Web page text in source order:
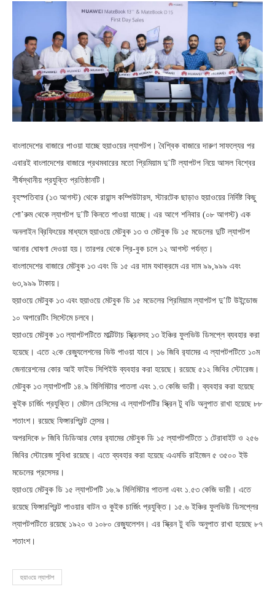
বাংলাদেশের বাজারে পাওয়া যাচ্ছে হুয়াওয়ের ল্যাপটপ। বৈশ্বিক বাজারে দারুণ সাফল্যের পর
এবারই বাংলাদেশের বাজারে প্রথমবারের মতো প্রিমিয়াম দু’টি ল্যাপটপ নিয়ে আসল বিশ্বের
শীর্ষস্থানীয় প্রযুক্তি প্রতিষ্ঠানটি।
বৃহস্পতিবার (১৩ আগস্ট) থেকে রায়ান্স কম্পিউটারস, স্টারটেক ছাড়াও হুয়াওয়ের নির্দিষ্ট কিছু
শো’রুম থেকে ল্যাপটপ দু’টি কিনতে পাওয়া যাচ্ছে। এর আগে শনিবার (০৮ আগস্ট) এক
অনলাইন ব্রিফিংয়ের মাধ্যমে হুয়াওয়ে মেটবুক ১৩ ও মেটবুক ডি ১৫ মডেলের দুটি ল্যাপটপ
আনার ঘোষণা দেওয়া হয়। তারপর থেকে প্রি-বুক চলে ১২ আগস্ট পর্যন্ত।
বাংলাদেশের বাজারে মেটবুক ১৩ এবং ডি ১৫ এর দাম যথাক্রমে এর দাম ৯৯,৯৯৯ এবং
৬৩,৯৯৯ টাকায়।
হুয়াওয়ে মেটবুক ১৩ এবং হুয়াওয়ে মেটবুক ডি ১৫ মডেলের প্রিমিয়াম ল্যাপটপ দু’টি উইন্ডোজ
১০ অপারেটিং সিস্টেমে চলবে।
হুয়াওয়ে মেটবুক ১৩ ল্যাপটপটিতে মাল্টিটাচ স্ক্রিনসহ ১৩ ইঞ্চির ফুলভিউ ডিসপ্লে ব্যবহার করা
হয়েছে। এতে ২কে রেজ্যুলেশনের ভিউ পাওয়া যাবে। ১৬ জিবি র‌্যামের এ ল্যাপটপটিতে ১০ম
জেনারেশনের কোর আই ফাইভ সিপিইউ ব্যবহার করা হয়েছে। রয়েছে ৫১২ জিবির স্টোরেজ।
মেটবুক ১৩ ল্যাপটপটি ১৪.৯ মিলিমিটার পাতলা এবং ১.৩ কেজি ভারী। ব্যবহার করা হয়েছে
কুইক চার্জিং প্রযুক্তি। মেটাল চেসিসের এ ল্যাপটপটির স্ক্রিন টু বডি অনুপাত রাখা হয়েছে ৮৮
শতাংশ। রয়েছে ফিঙ্গারপ্রিন্ট সেন্সর।
অপরদিকে ৮ জিবি ডিডিআর ফোর র‌্যামের মেটবুক ডি ১৫ ল্যাপটপটিতে ১ টেরাবাইট ও ২৫৬
জিবির স্টোরেজ সুবিধা রয়েছে। এতে ব্যবহার করা হয়েছে এএমডি রাইজেন ৫ ৩৫০০ ইউ
মডেলের প্রসেসর।
হুয়াওয়ে মেটবুক ডি ১৫ ল্যাপটপটি ১৬.৯ মিলিমিটার পাতলা এবং ১.৫৩ কেজি ভারী। এতে
রয়েছে ফিঙ্গারপ্রিন্ট পাওয়ার বাটন ও কুইক চার্জিং প্রযুক্তি। ১৫.৬ ইঞ্চির ফুলভিউ ডিসপ্লের
ল্যাপটপটিতে রয়েছে ১৯২০ ও ১০৮০ রেজ্যুলেশন। এর স্ক্রিন টু বডি অনুপাত রাখা হয়েছে ৮৭
শতাংশ।
হুয়াওয়ে ল্যাপটপ